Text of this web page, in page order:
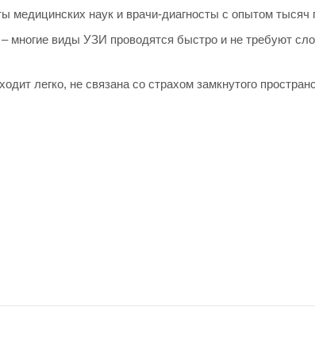
наук и врачи-диагносты с опытом тысяч
многие виды УЗИ проводятся быстро и не требуют
легко, не связана со страхом замкнутого